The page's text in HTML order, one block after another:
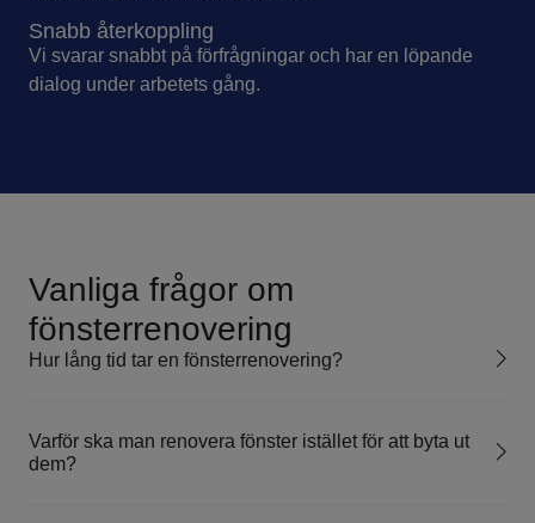
Snabb återkoppling
Vi svarar snabbt på förfrågningar och har en löpande
dialog under arbetets gång.
Vanliga frågor om
fönsterrenovering
Hur lång tid tar en fönsterrenovering?
Varför ska man renovera fönster istället för att byta ut
dem?